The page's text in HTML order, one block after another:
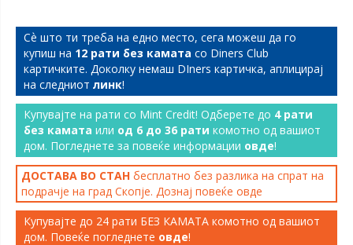
Сѐ што ти треба на едно место, сега можеш да го
купиш на 12 рати без камата со Diners Club
картичките. Доколку немаш DIners картичка, аплицирај
на следниот линк!
Купувајте на рати со Mint Credit! Одберете до 4 рати
без камата или од 6 до 36 рати комотно од вашиот
дом. Погледнете за повеќе информации овде!
ДОСТАВА ВО СТАН бесплатно без разлика на спрат на
подрачје на град Скопје. Дознај повеќе овде
Купувајте до 24 рати БЕЗ КАМАТА комотно од вашиот
дом. Повеќе погледнете овде!